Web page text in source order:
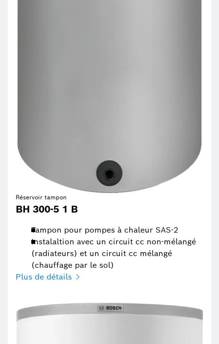
Réservoir tampon
BH 300-5 1 B
Tampon pour pompes à chaleur SAS-2
Instalaltion avec un circuit cc non-mélangé
(radiateurs) et un circuit cc mélangé
(chauffage par le sol)
Plus de détails